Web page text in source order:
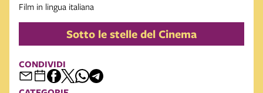
Film in lingua italiana
Sotto le stelle del Cinema
CONDIVIDI